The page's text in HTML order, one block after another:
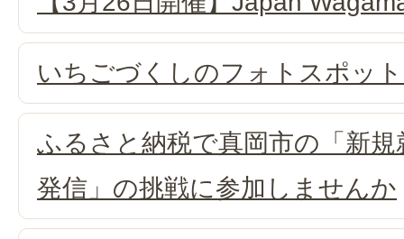
いちごづくしのフォトスポッ
ふるさと納税で真岡市の「新
発信」の挑戦に参加しませんか